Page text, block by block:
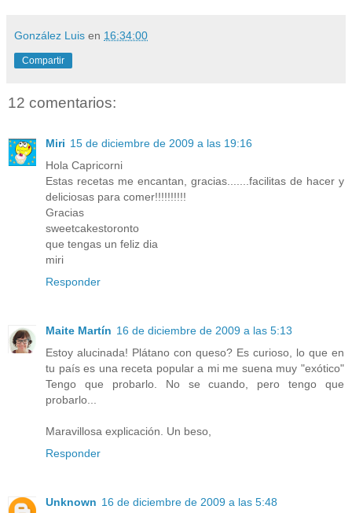
González Luis en 16:34:00
Compartir
12 comentarios:
Miri 15 de diciembre de 2009 a las 19:16
Hola Capricorni
Estas recetas me encantan, gracias.......facilitas de hacer y
deliciosas para comer!!!!!!!!!!
Gracias
sweetcakestoronto
que tengas un feliz dia
miri
Responder
Maite Martín 16 de diciembre de 2009 a las 5:13
Estoy alucinada! Plátano con queso? Es curioso, lo que en
tu país es una receta popular a mi me suena muy "exótico"
Tengo que probarlo. No se cuando, pero tengo que
probarlo...
Maravillosa explicación. Un beso,
Responder
Unknown 16 de diciembre de 2009 a las 5:48